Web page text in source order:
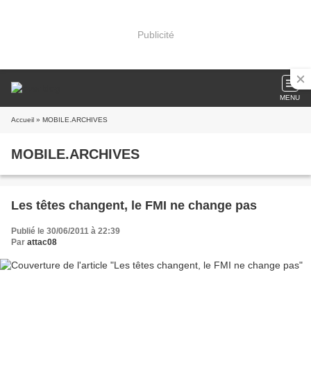
Publicité
MENU
Accueil » MOBILE.ARCHIVES
MOBILE.ARCHIVES
Les têtes changent, le FMI ne change pas
Publié le 30/06/2011 à 22:39
Par attac08